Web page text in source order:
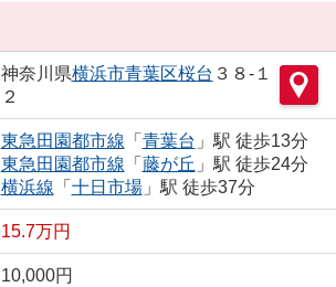
神奈川県横浜市青葉区桜台 ３８-１
２
東急田園都市線 「 青葉台 」駅 徒歩13分
東急田園都市線 「 藤が丘 」駅 徒歩24分
横浜線 「 十日市場」駅 徒歩37分
15.7万円
10,000円